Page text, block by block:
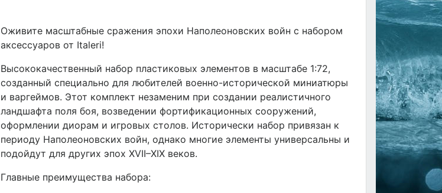
Оживите масштабные сражения эпохи Наполеоновских войн с набором
аксессуаров от Italeri!
Высококачественный набор пластиковых элементов в масштабе 1:72,
созданный специально для любителей военно-исторической миниатюры
и варгеймов. Этот комплект незаменим при создании реалистичного
ландшафта поля боя, возведении фортификационных сооружений,
оформлении диорам и игровых столов. Исторически набор привязан к
периоду Наполеоновских войн, однако многие элементы универсальны и
подойдут для других эпох XVII–XIX веков.
Главные преимущества набора: